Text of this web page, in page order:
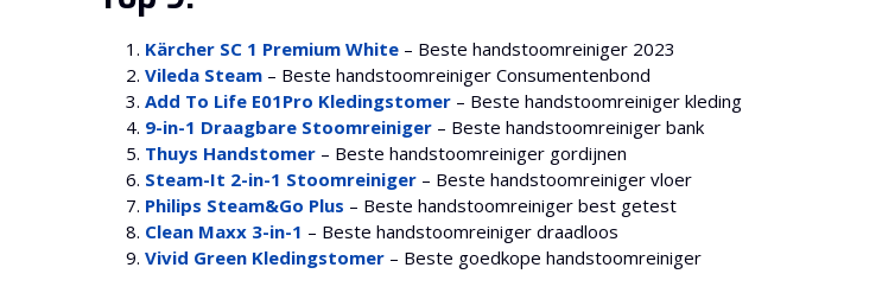
Kärcher SC 1 Premium White – Beste handstoomreiniger 2023
Vileda Steam – Beste handstoomreiniger Consumentenbond
Add To Life E01Pro Kledingstomer – Beste handstoomreiniger kleding
9-in-1 Draagbare Stoomreiniger – Beste handstoomreiniger bank
Thuys Handstomer – Beste handstoomreiniger gordijnen
Steam-It 2-in-1 Stoomreiniger – Beste handstoomreiniger vloer
Philips Steam&Go Plus – Beste handstoomreiniger best getest
Clean Maxx 3-in-1 – Beste handstoomreiniger draadloos
Vivid Green Kledingstomer – Beste goedkope handstoomreiniger